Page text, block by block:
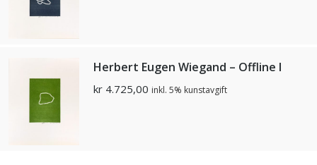
Herbert Eugen Wiegand – Offline l
kr 4.725,00 inkl. 5% kunstavgift